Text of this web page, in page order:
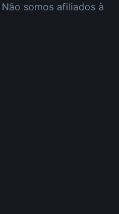
somos afiliados à